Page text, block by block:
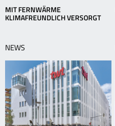
MIT FERNWÄRME
KLIMAFREUNDLICH VERSORGT
NEWS